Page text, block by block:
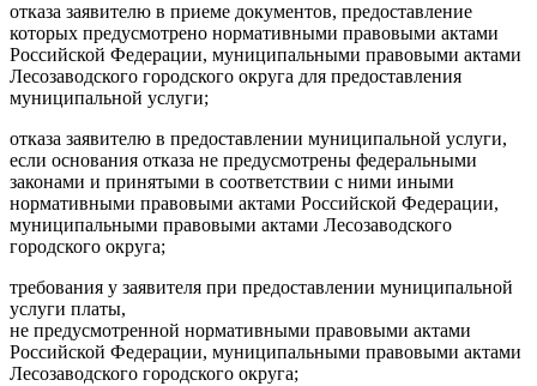
отказа заявителю в приеме документов, предоставление
которых предусмотрено нормативными правовыми актами
Российской Федерации, муниципальными правовыми актами
Лесозаводского городского округа для предоставления
муниципальной услуги;
отказа заявителю в предоставлении муниципальной услуги,
если основания отказа не предусмотрены федеральными
законами и принятыми в соответствии с ними иными
нормативными правовыми актами Российской Федерации,
муниципальными правовыми актами Лесозаводского
городского округа;
требования у заявителя при предоставлении муниципальной
услуги платы,
не предусмотренной нормативными правовыми актами
Российской Федерации, муниципальными правовыми актами
Лесозаводского городского округа;